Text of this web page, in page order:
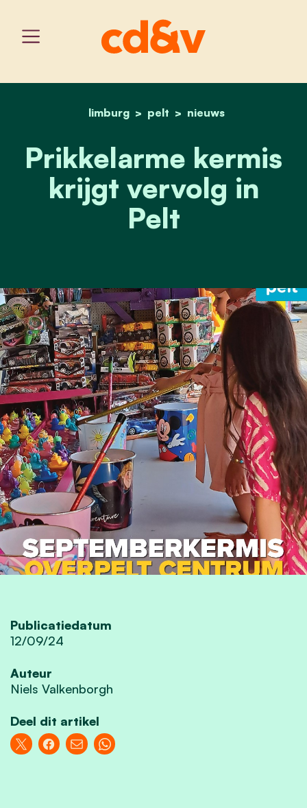
home
limburg pelt nieuws
prikkelarme kermis
Prikkelarme kermis
krijgt vervolg in
Pelt
Publicatiedatum
12/09/24
Auteur
Niels Valkenborgh
Deel dit artikel